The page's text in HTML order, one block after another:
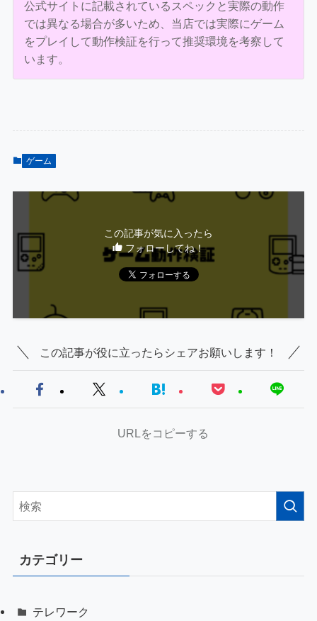
公式サイトに記載されているスペックと実際の動作
では異なる場合が多いため、当店では実際にゲーム
をプレイして動作検証を行って推奨環境を考察して
います。
ゲーム
この記事が気に入ったら
フォローしてね！
この記事が役に立ったらシェアお願いします！
URLをコピーする
カテゴリー
テレワーク